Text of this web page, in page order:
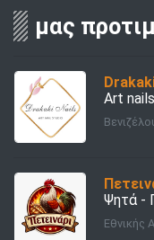
μας
Art
Ψητά -
Εθνικής